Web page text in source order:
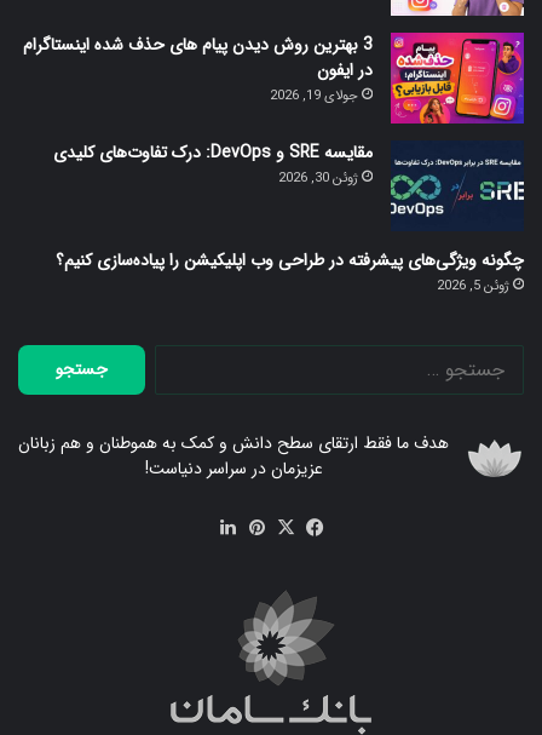
3 بهترین روش دیدن پیام های حذف شده اینستاگرام
در ایفون
جولای 19, 2026
مقایسه SRE و DevOps: درک تفاوت‌های کلیدی
ژوئن 30, 2026
چگونه ویژگی‌های پیشرفته در طراحی وب اپلیکیشن را پیاده‌سازی کنیم؟
ژوئن 5, 2026
جستجو
برای:
هدف ما فقط ارتقای سطح دانش و کمک به هموطنان و هم زبانان
عزیزمان در سراسر دنیاست!
فیسX ‫پین‌ترست